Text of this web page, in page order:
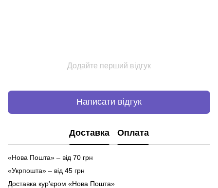
Додайте перший відгук
Написати відгук
Доставка Оплата
«Нова Пошта» – від 70 грн
«Укрпошта» – від 45 грн
Доставка кур'єром «Нова Пошта»